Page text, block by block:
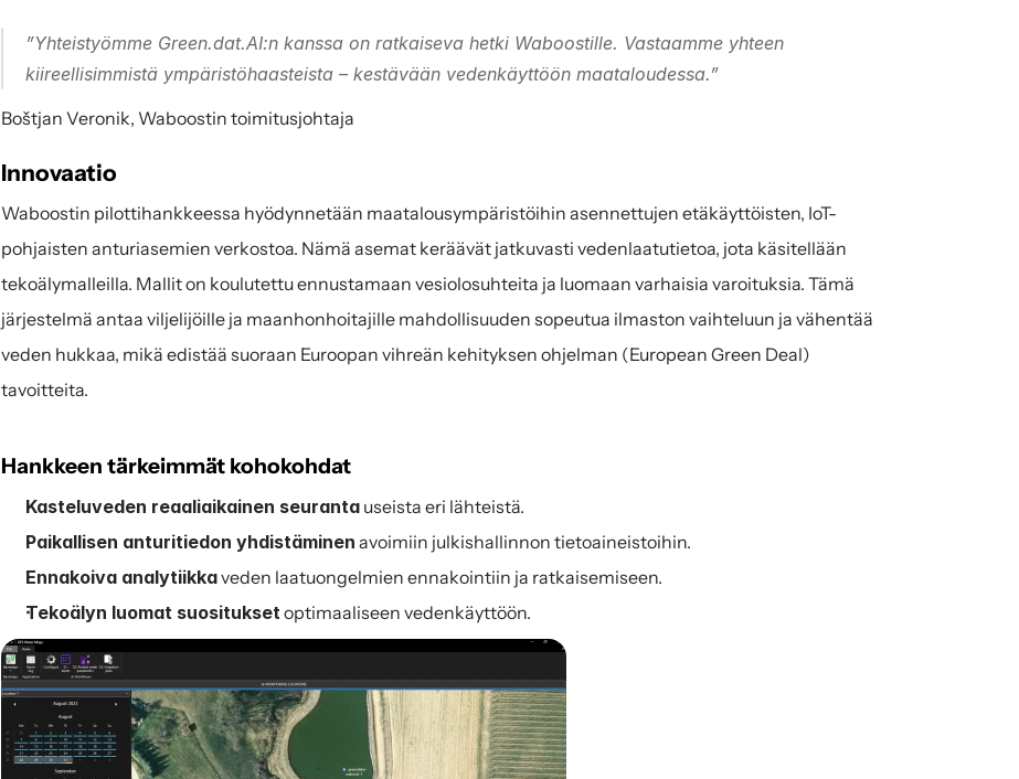
”Yhteistyömme Green.dat.AI:n kanssa on ratkaiseva hetki Waboostille. Vastaamme yhteen
kiireellisimmistä ympäristöhaasteista – kestävään vedenkäyttöön maataloudessa.”
Boštjan Veronik, Waboostin toimitusjohtaja
Innovaatio
Waboostin pilottihankkeessa hyödynnetään maatalousympäristöihin asennettujen etäkäyttöisten, IoT-
pohjaisten anturiasemien verkostoa. Nämä asemat keräävät jatkuvasti vedenlaatutietoa, jota käsitellään
tekoälymalleilla. Mallit on koulutettu ennustamaan vesiolosuhteita ja luomaan varhaisia varoituksia. Tämä
järjestelmä antaa viljelijöille ja maanhonhoitajille mahdollisuuden sopeutua ilmaston vaihteluun ja vähentää
veden hukkaa, mikä edistää suoraan Euroopan vihreän kehityksen ohjelman (European Green Deal)
tavoitteita.
Hankkeen tärkeimmät kohokohdat
Kasteluveden reaaliaikainen seuranta useista eri lähteistä.
Paikallisen anturitiedon yhdistäminen avoimiin julkishallinnon tietoaineistoihin.
Ennakoiva analytiikka veden laatuongelmien ennakointiin ja ratkaisemiseen.
Tekoälyn luomat suositukset optimaaliseen vedenkäyttöön.